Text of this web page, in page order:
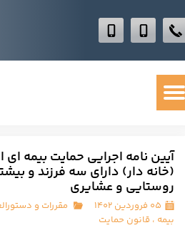
آیین نامه اجرایی حمایت بیمه ای
(خانه دار) دارای سه فرزند و
روستایی و عشایری
۰۵ فروردین ۱۴۰۲ مقررات و
بیمه ، قانون حمایت